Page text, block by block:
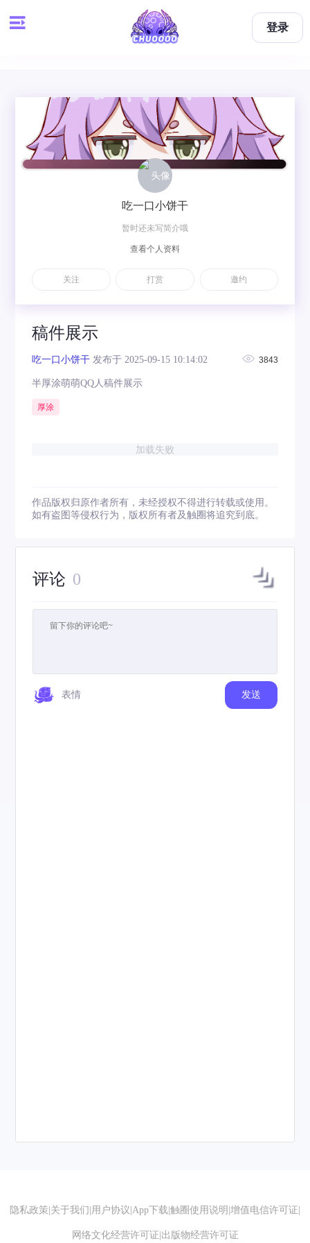
登录
稿件展示
吃一口小饼干 发布于 2025-09-15 10:14:02 3843
半厚涂萌萌QQ人稿件展示
厚涂
加载失败
作品版权归原作者所有，未经授权不得进行转载或使用。
如有盗图等侵权行为，版权所有者及触圈将追究到底。
评论 0
表情 发送
吃一口小饼干
暂时还未写简介哦
查看个人资料
关注 打赏 邀约
隐私政策 关于我们 用户协议 App下载 触圈使用说明 增值电信许可证
网络文化经营许可证 出版物经营许可证